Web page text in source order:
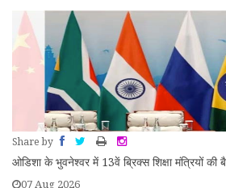
Share by
ओडिशा के भुवनेश्वर में 13वें ब्रिक्स शिक्षा मंत्रियों की
07 Aug 2026